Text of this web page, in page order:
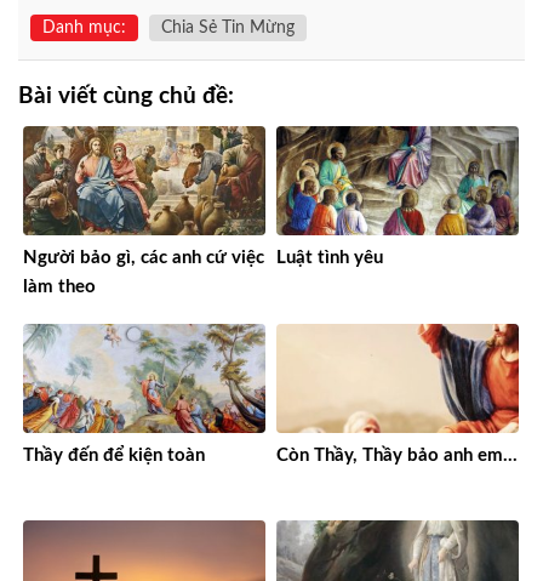
Danh mục: Chia Sẻ Tin Mừng
Bài viết cùng chủ đề:
Người bảo gì, các anh cứ việc
làm theo
Luật tình yêu
Thầy đến để kiện toàn Còn Thầy, Thầy bảo anh em…